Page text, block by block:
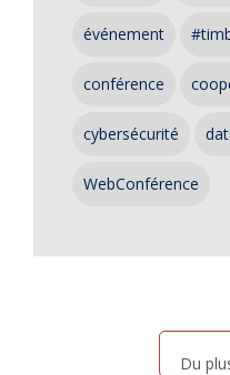
événement
conférence
cybersécurité
WebConférence
Du